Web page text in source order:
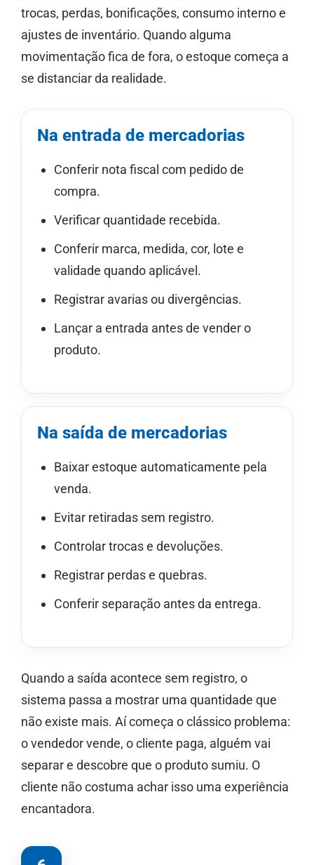
trocas, perdas, bonificações, consumo interno e
ajustes de inventário. Quando alguma
movimentação fica de fora, o estoque começa a
se distanciar da realidade.
Na entrada de mercadorias
Conferir nota fiscal com pedido de
compra.
Verificar quantidade recebida.
Conferir marca, medida, cor, lote e
validade quando aplicável.
Registrar avarias ou divergências.
Lançar a entrada antes de vender o
produto.
Na saída de mercadorias
Baixar estoque automaticamente pela
venda.
Evitar retiradas sem registro.
Controlar trocas e devoluções.
Registrar perdas e quebras.
Conferir separação antes da entrega.
Quando a saída acontece sem registro, o
sistema passa a mostrar uma quantidade que
não existe mais. Aí começa o clássico problema:
o vendedor vende, o cliente paga, alguém vai
separar e descobre que o produto sumiu. O
cliente não costuma achar isso uma experiência
encantadora.